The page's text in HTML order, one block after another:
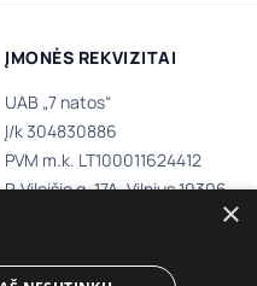
ĮMONĖS REKVIZITAI
UAB „7 natos“
Į/k 304830886
PVM m.k. LT100011624412
P. Vileišio g. 17A, Vilnius 10306,
×